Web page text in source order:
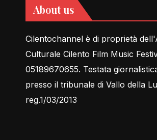
About us
Cilentochannel è di proprietà
Culturale Cilento Film Music
05189670655. Testata
presso il tribunale di Vallo della
reg.1/03/2013